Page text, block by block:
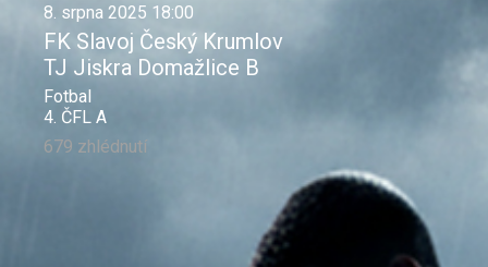
8. srpna 2025 18:00
FK Slavoj Český Krumlov
TJ Jiskra Domažlice B
Fotbal
4. ČFL A
679 zhlédnutí